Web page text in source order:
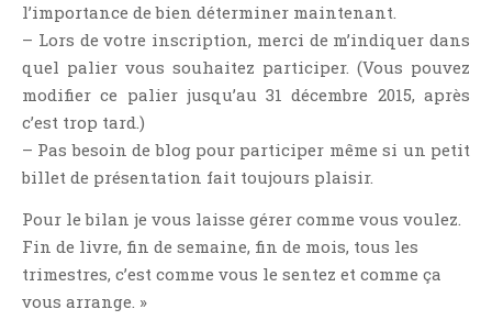
Conte
Contemporain
Critiques Express
Dark Erotica
Développement Personnel
Drame
Dystopie
Epistolaire
l’importance de bien déterminer maintenant.
– Lors de votre inscription, merci de m’indiquer dans
quel palier vous souhaitez participer. (Vous pouvez
modifier ce palier jusqu’au 31 décembre 2015, après
c’est trop tard.)
– Pas besoin de blog pour participer même si un petit
billet de présentation fait toujours plaisir.
Pour le bilan je vous laisse gérer comme vous voulez.
Fin de livre, fin de semaine, fin de mois, tous les
trimestres, c’est comme vous le sentez et comme ça
vous arrange. »